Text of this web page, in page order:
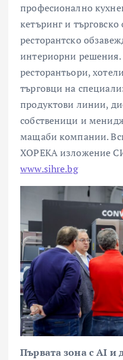
професионално
кетъринг и търговско
ресторантско
интериорни
ресторантьори,
търговци на
продуктови линии,
собственици и
мащаби компании.
ХОРЕКА изложение
www.sihre.bg
Първата зона с AI и